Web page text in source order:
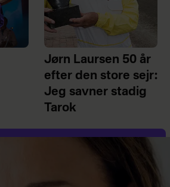
Jørn Laursen 50 år
efter den store sejr:
Jeg savner stadig
Tarok